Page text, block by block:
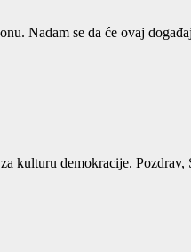
Nadam se da će ovaj
kulturu demokracije.